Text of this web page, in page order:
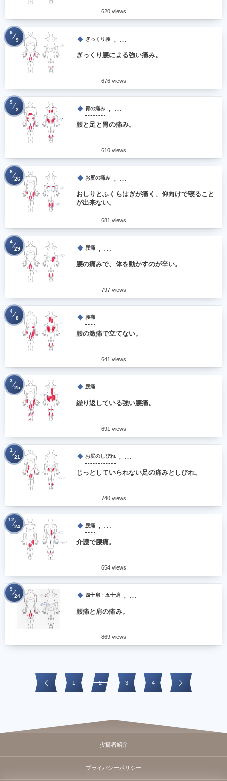
620 views
ぎっくり腰 , …
ぎっくり腰による強い痛み。
676 views
9
9
胃の痛み , …
腰と足と胃の痛み。
610 views
9
2
お尻の痛み , …
おしりとふくらはぎが痛く、仰向けで寝ること
が出来ない。
681 views
8
26
腰痛 , …
腰の痛みで、体を動かすのが辛い。
797 views
4
29
腰痛
腰の激痛で立てない。
641 views
4
8
腰痛
繰り返している強い腰痛。
691 views
3
25
お尻のしびれ , …
じっとしていられない足の痛みとしびれ。
740 views
1
21
腰痛 , …
介護で腰痛。
654 views
12
24
四十肩・五十肩 , …
腰痛と肩の痛み。
869 views
9
24
1 2 3 4
投稿者紹介
プライバシーポリシー